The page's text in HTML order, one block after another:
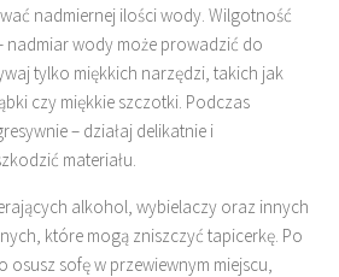
nadmiernej ilości wody. Wilgotność
nadmiar wody może prowadzić do
tylko miękkich narzędzi, takich jak
czy miękkie szczotki. Podczas
– działaj delikatnie i
materiału.
alkohol, wybielaczy oraz innych
które mogą zniszczyć tapicerkę. Po
sofę w przewiewnym miejscu,